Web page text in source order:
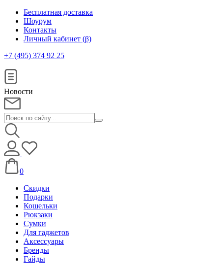
Бесплатная доставка
Шоурум
Контакты
Личный кабинет (β)
+7 (495) 374 92 25
Новости
0
Скидки
Подарки
Кошельки
Рюкзаки
Сумки
Для гаджетов
Аксессуары
Бренды
Гайды